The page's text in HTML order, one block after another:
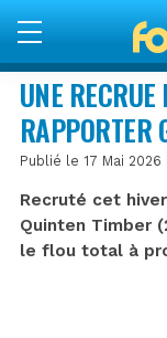
UNE
RAPPORTER
Publié le 17 Mai 2026
Recruté cet
Quinten Timber
le flou total à